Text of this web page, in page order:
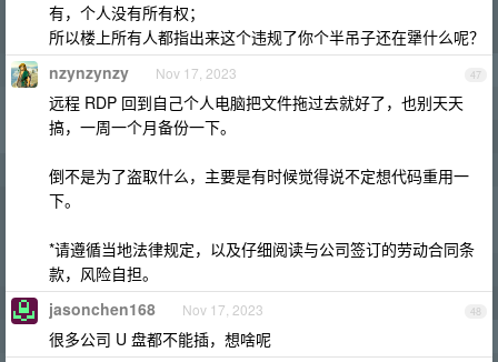
有，个人没有所有权；
所以楼上所有人都指出来这个违规了你个半吊子还在犟什么呢？
47
nzynzynzy Nov 17, 2023
远程 RDP 回到自己个人电脑把文件拖过去就好了，也别天天
搞，一周一个月备份一下。
倒不是为了盗取什么，主要是有时候觉得说不定想代码重用一
下。
*请遵循当地法律规定，以及仔细阅读与公司签订的劳动合同条
款，风险自担。
48
jasonchen168 Nov 17, 2023
很多公司 U 盘都不能插，想啥呢